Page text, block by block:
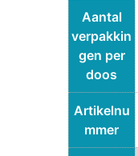
Aantal
verpakkin
gen per
doos
Artikelnu
mmer